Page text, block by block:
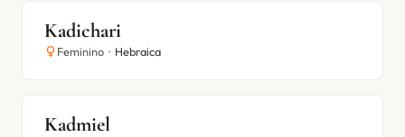
Kadichari
Feminino • Hebraica
Kadmiel